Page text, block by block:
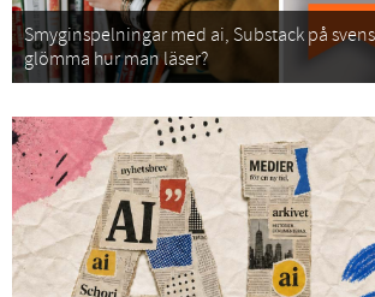
Smyginspelningar med ai, Substack på
glömma hur man läser?